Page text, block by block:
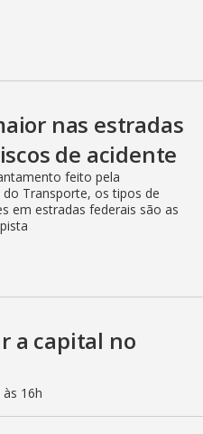
nas estradas
de acidente
feito pela
Transporte, os tipos de
em estradas federais são as
a capital no
16h